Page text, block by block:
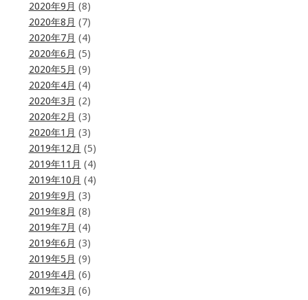
2020年9月 (8)
2020年8月 (7)
2020年7月 (4)
2020年6月 (5)
2020年5月 (9)
2020年4月 (4)
2020年3月 (2)
2020年2月 (3)
2020年1月 (3)
2019年12月 (5)
2019年11月 (4)
2019年10月 (4)
2019年9月 (3)
2019年8月 (8)
2019年7月 (4)
2019年6月 (3)
2019年5月 (9)
2019年4月 (6)
2019年3月 (6)